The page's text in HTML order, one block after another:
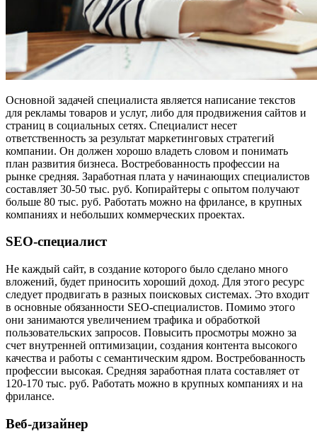
Основной задачей специалиста является написание текстов
для рекламы товаров и услуг, либо для продвижения сайтов и
страниц в социальных сетях. Специалист несет
ответственность за результат маркетинговых стратегий
компании. Он должен хорошо владеть словом и понимать
план развития бизнеса. Востребованность профессии на
рынке средняя. Заработная плата у начинающих специалистов
составляет 30-50 тыс. руб. Копирайтеры с опытом получают
больше 80 тыс. руб. Работать можно на фрилансе, в крупных
компаниях и небольших коммерческих проектах.
SEO-специалист
Не каждый сайт, в создание которого было сделано много
вложений, будет приносить хороший доход. Для этого ресурс
следует продвигать в разных поисковых системах. Это входит
в основные обязанности SEO-специалистов. Помимо этого
они занимаются увеличением трафика и обработкой
пользовательских запросов. Повысить просмотры можно за
счет внутренней оптимизации, создания контента высокого
качества и работы с семантическим ядром. Востребованность
профессии высокая. Средняя заработная плата составляет от
120-170 тыс. руб. Работать можно в крупных компаниях и на
фрилансе.
Веб-дизайнер